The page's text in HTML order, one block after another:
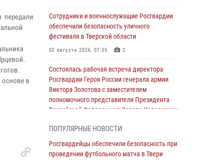
передали
основе в
Сотрудники и военнослужащие Росгвардии
обеспечили безопасность уличного
фестиваля в Тверской области
02 августа 2026, 07:05 2
Состоялась рабочая встреча директора
Росгвардии Героя России генерала армии
Виктора Золотова с заместителем
полномочного представителя Президента
Российской Федерации в Северо-Кавказском
Росгвардейцы в Твери приняли участие в
ПОПУЛЯРНЫЕ НОВОСТИ
Росгвардейцы обеспечили безопасность при
проведении футбольного матча в Твери